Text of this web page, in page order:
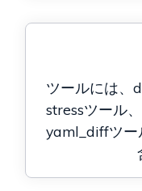
ツールには、
stressツール
yaml_diffツー